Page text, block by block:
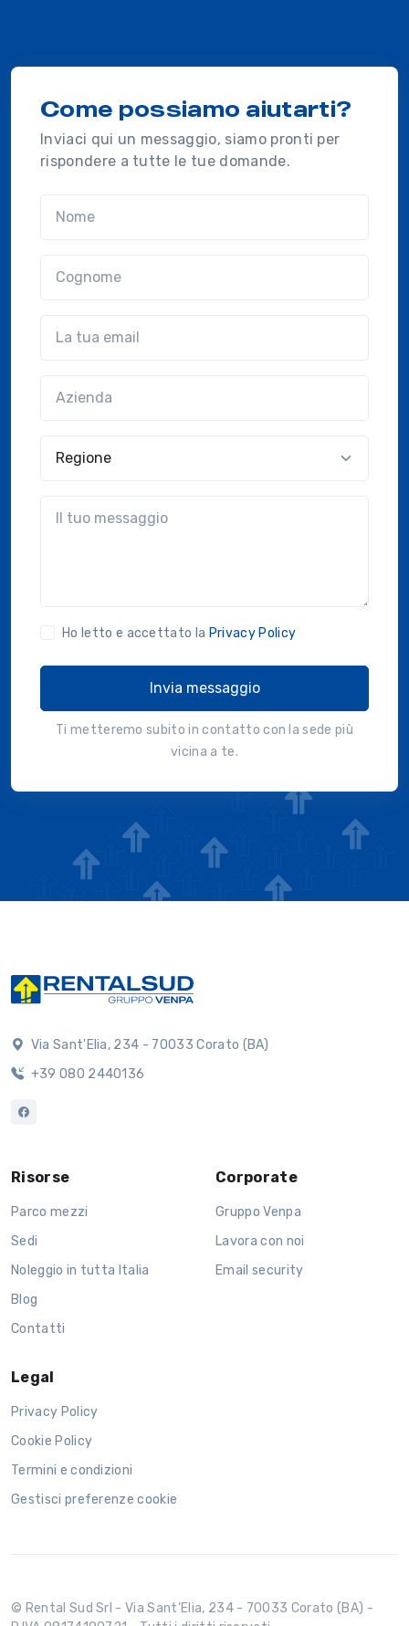
Come possiamo aiutarti?
Inviaci qui un messaggio, siamo pronti per
rispondere a tutte le tue domande.
Ho letto e accettato la Privacy Policy
Invia messaggio
Ti metteremo subito in contatto con la sede più
vicina a te.
Via Sant'Elia, 234 - 70033 Corato (BA)
+39 080 2440136
Risorse
Parco mezzi
Sedi
Noleggio in tutta Italia
Blog
Contatti
Corporate
Gruppo Venpa
Lavora con noi
Email security
Legal
Privacy Policy
Cookie Policy
Termini e condizioni
Gestisci preferenze cookie
© Rental Sud Srl - Via Sant'Elia, 234 - 70033 Corato (BA) -